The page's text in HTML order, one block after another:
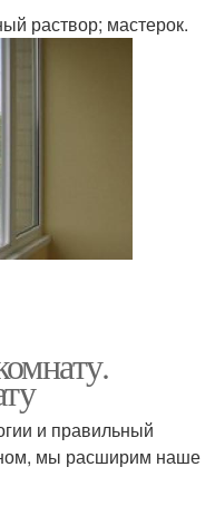
раствор; мастерок.
и правильный
мы расширим наше